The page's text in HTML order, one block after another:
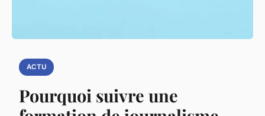
ACTU
Pourquoi suivre une